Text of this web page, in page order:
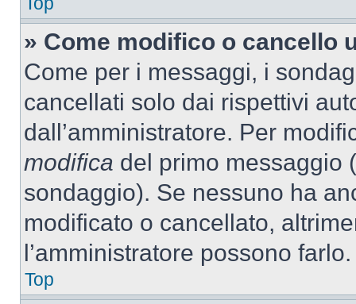
» Come modifico o cancello
Come per i messaggi, i
cancellati solo dai rispettivi
dall’amministratore. Per
modifica del primo messaggio
sondaggio). Se nessuno ha
modificato o cancellato,
l’amministratore possono farlo.
Top